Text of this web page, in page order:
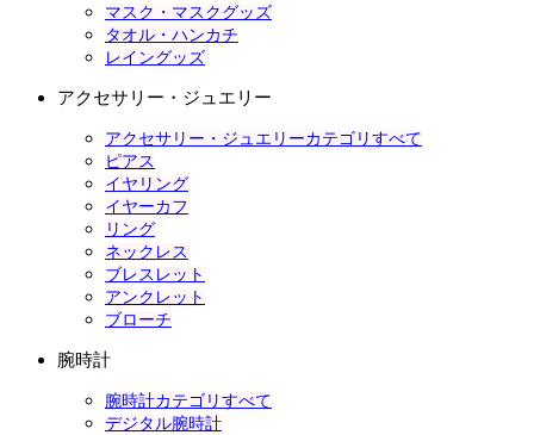
マスク・マスクグッズ
タオル・ハンカチ
レイングッズ
アクセサリー・ジュエリー
アクセサリー・ジュエリーカテゴリすべて
ピアス
イヤリング
イヤーカフ
リング
ネックレス
ブレスレット
アンクレット
ブローチ
腕時計
腕時計カテゴリすべて
デジタル腕時計